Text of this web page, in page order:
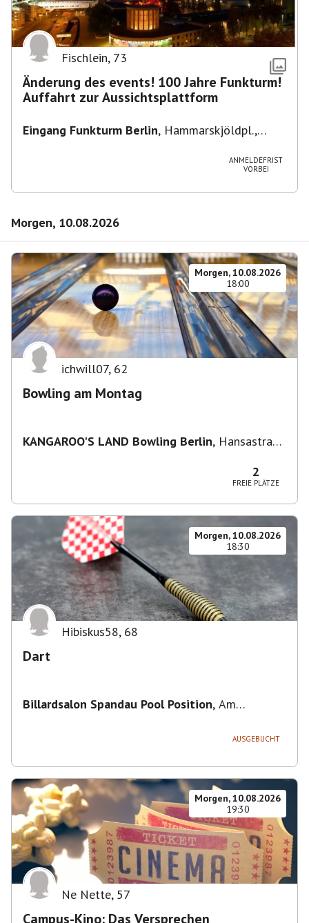
Fischlein, 73
Änderung des events! 100 Jahre Funkturm!
Auffahrt zur Aussichtsplattform
Eingang Funkturm Berlin, Hammarskjöldpl.,
ANMELDEFRIST
VORBEI
Morgen, 10.08.2026
Morgen, 10.08.2026
18:00
ichwill07, 62
Bowling am Montag
KANGAROO'S LAND Bowling Berlin, Hansastraße
2
FREIE PLÄTZE
Morgen, 10.08.2026
18:30
Hibiskus58, 68
Dart
Billardsalon Spandau Pool Position, Am
AUSGEBUCHT
Morgen, 10.08.2026
19:30
Ne Nette, 57
Campus-Kino: Das Versprechen